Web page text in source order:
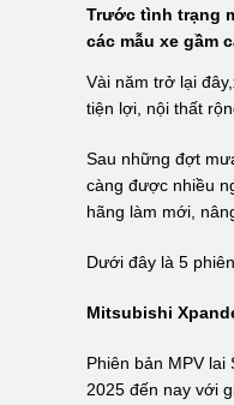
Trước tình trạng
các mẫu xe gầm
Vài năm trở lại
tiện lợi, nội thất
Sau những đợt
càng được nhiều
hãng làm mới,
Dưới đây là 5
Mitsubishi
Phiên bản MPV
2025 đến nay với